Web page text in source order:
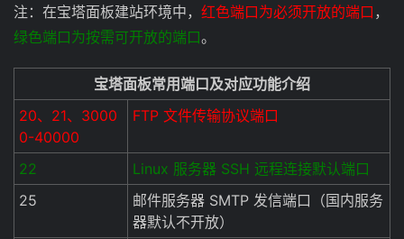
注：在宝塔面板建站环境中， 红色端口为必须开放的端口 ，
绿色端口为按需可开放的端口。
宝塔面板常用端口及对应功能介绍
20、21、3000
0-40000
FTP 文件传输协议端口
22
Linux 服务器 SSH 远程连接默认端口
25
邮件服务器 SMTP 发信端口（国内服务
器默认不开放）